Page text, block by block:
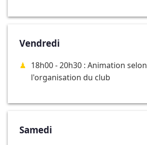
Vendredi
18h00 - 20h30 : Animation selon
l'organisation du club
Samedi